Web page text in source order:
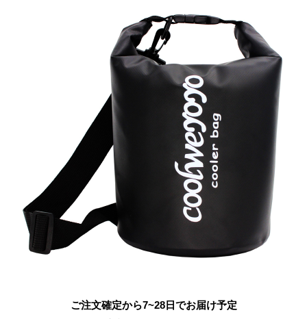
ご注文確定から7~28日でお届け予定